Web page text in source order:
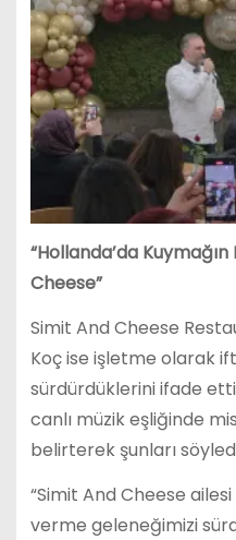
“Hollanda’da
Cheese”
Simit And Cheese
Koç ise işletme olarak
sürdürdüklerini ifade
canlı müzik eşliğinde
belirterek şunları
“Simit And Cheese
verme geleneğimizi